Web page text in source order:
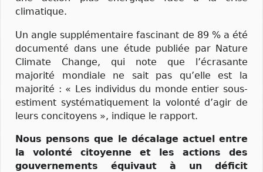
climatique.
Un angle supplémentaire fascinant de 89 % a été
documenté dans une étude publiée par Nature
Climate Change, qui note que l’écrasante
majorité mondiale ne sait pas qu’elle est la
majorité : « Les individus du monde entier sous-
estiment systématiquement la volonté d’agir de
leurs concitoyens », indique le rapport.
Nous pensons que le décalage actuel entre
la volonté citoyenne et les actions des
gouvernements équivaut à un déficit